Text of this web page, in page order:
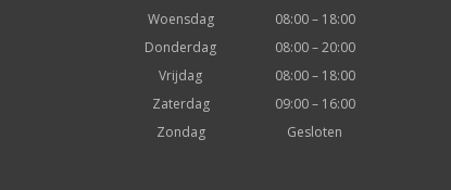
Woensdag
08:00 – 18:00
Donderdag
08:00 – 20:00
Vrijdag
08:00 – 18:00
Zaterdag
09:00 – 16:00
Zondag
Gesloten